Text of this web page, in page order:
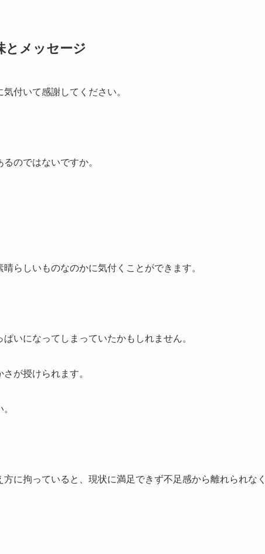
とメッセージ
付いて感謝してください。
のではないですか。
らしいものなのかに気付くことができます。
いになってしまっていたかもしれません。
が授けられます。
に拘っていると、現状に満足できず不足感から離れられなく